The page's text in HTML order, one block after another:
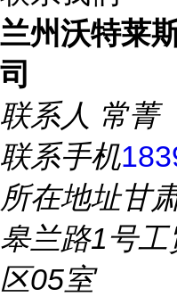
兰州沃特莱
司
联系人 常菁
联系手机
所在地址甘
皋兰路1号
区05室